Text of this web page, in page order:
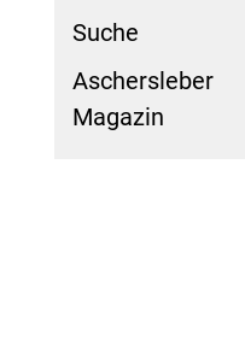
Suche
Aschersleber
Magazin